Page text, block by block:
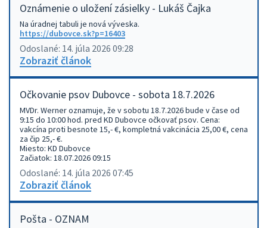
Oznámenie o uložení zásielky - Lukáš Čajka
Na úradnej tabuli je nová výveska.
https://dubovce.sk?p=16403
Odoslané: 14. júla 2026 09:28
Zobraziť článok
Očkovanie psov Dubovce - sobota 18.7.2026
MVDr. Werner oznamuje, že v sobotu 18.7.2026 bude v čase od
9:15 do 10:00 hod. pred KD Dubovce očkovať psov. Cena:
vakcína proti besnote 15,- €, kompletná vakcinácia 25,00 €, cena
za čip 25,- €.
Miesto: KD Dubovce
Začiatok: 18.07.2026 09:15
Odoslané: 14. júla 2026 07:45
Zobraziť článok
Pošta - OZNAM